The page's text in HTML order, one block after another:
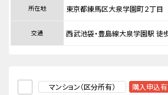
所在地 東京都練馬区大泉学園町２丁目
交通 西武池袋・豊島線大泉学園駅 徒
マンション（区分所有） 購入申込有